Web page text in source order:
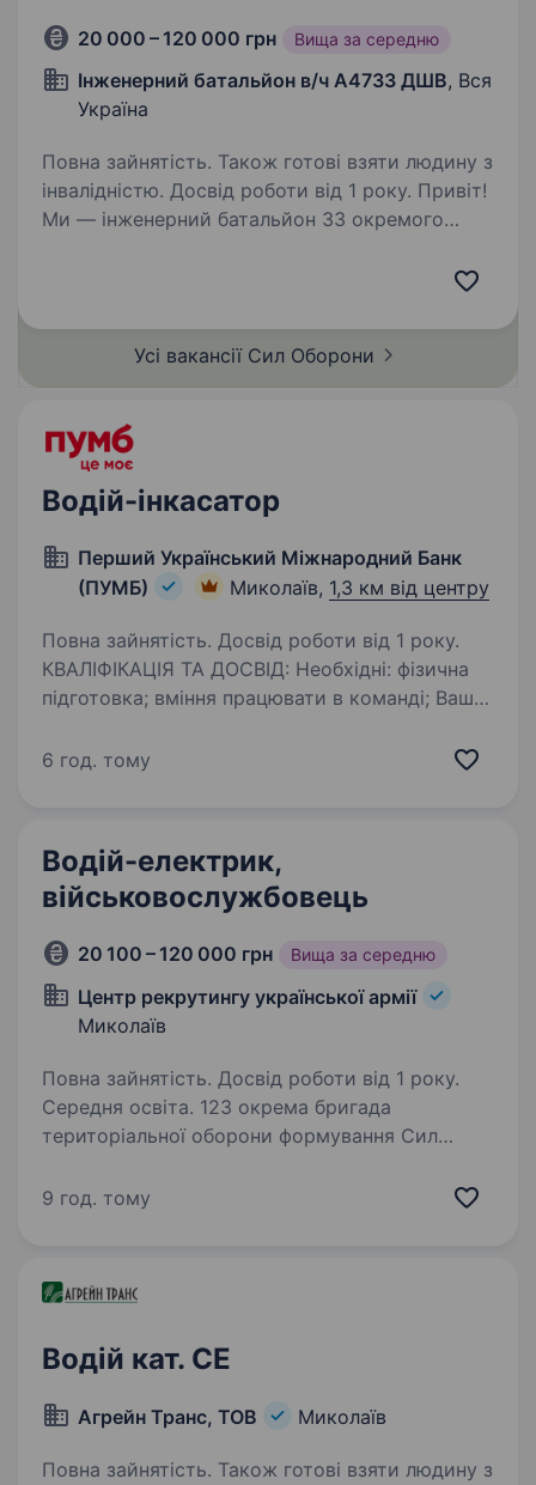
20 000 – 120 000 грн Вища за середню
Інженерний батальйон в/ч А4733 ДШВ, Вся
Україна
Повна зайнятість. Також готові взяти людину з
інвалідністю. Досвід роботи від 1 року. Привіт!
Ми — інженерний батальйон 33 окремого
Запрошуємо до команди водія-кранівника,
який стане…Усі вакансії Сил Оборони
Водій-інкасатор
Перший Український Міжнародний Банк
(ПУМБ)
Миколаїв, 1,3 км від центру
Повна зайнятість. Досвід роботи від 1 року.
КВАЛІФІКАЦІЯ ТА ДОСВІД: Необхідні: фізична
підготовка; вміння працювати в команді; Ваша
цінностей; інкасація та обслуговування
6 год. тому
Водій-електрик,
військовослужбовець
20 100 – 120 000 грн Вища за середню
Центр рекрутингу української армії
Миколаїв
Повна зайнятість. Досвід роботи від 1 року.
Середня освіта. 123 окрема бригада
територіальної оборони формування Сил
України, дислоковане у м. Миколаїв. Бригада
9 год. тому
Водій кат. СЕ
Агрейн Транс, ТОВ Миколаїв
Повна зайнятість. Також готові взяти людину з